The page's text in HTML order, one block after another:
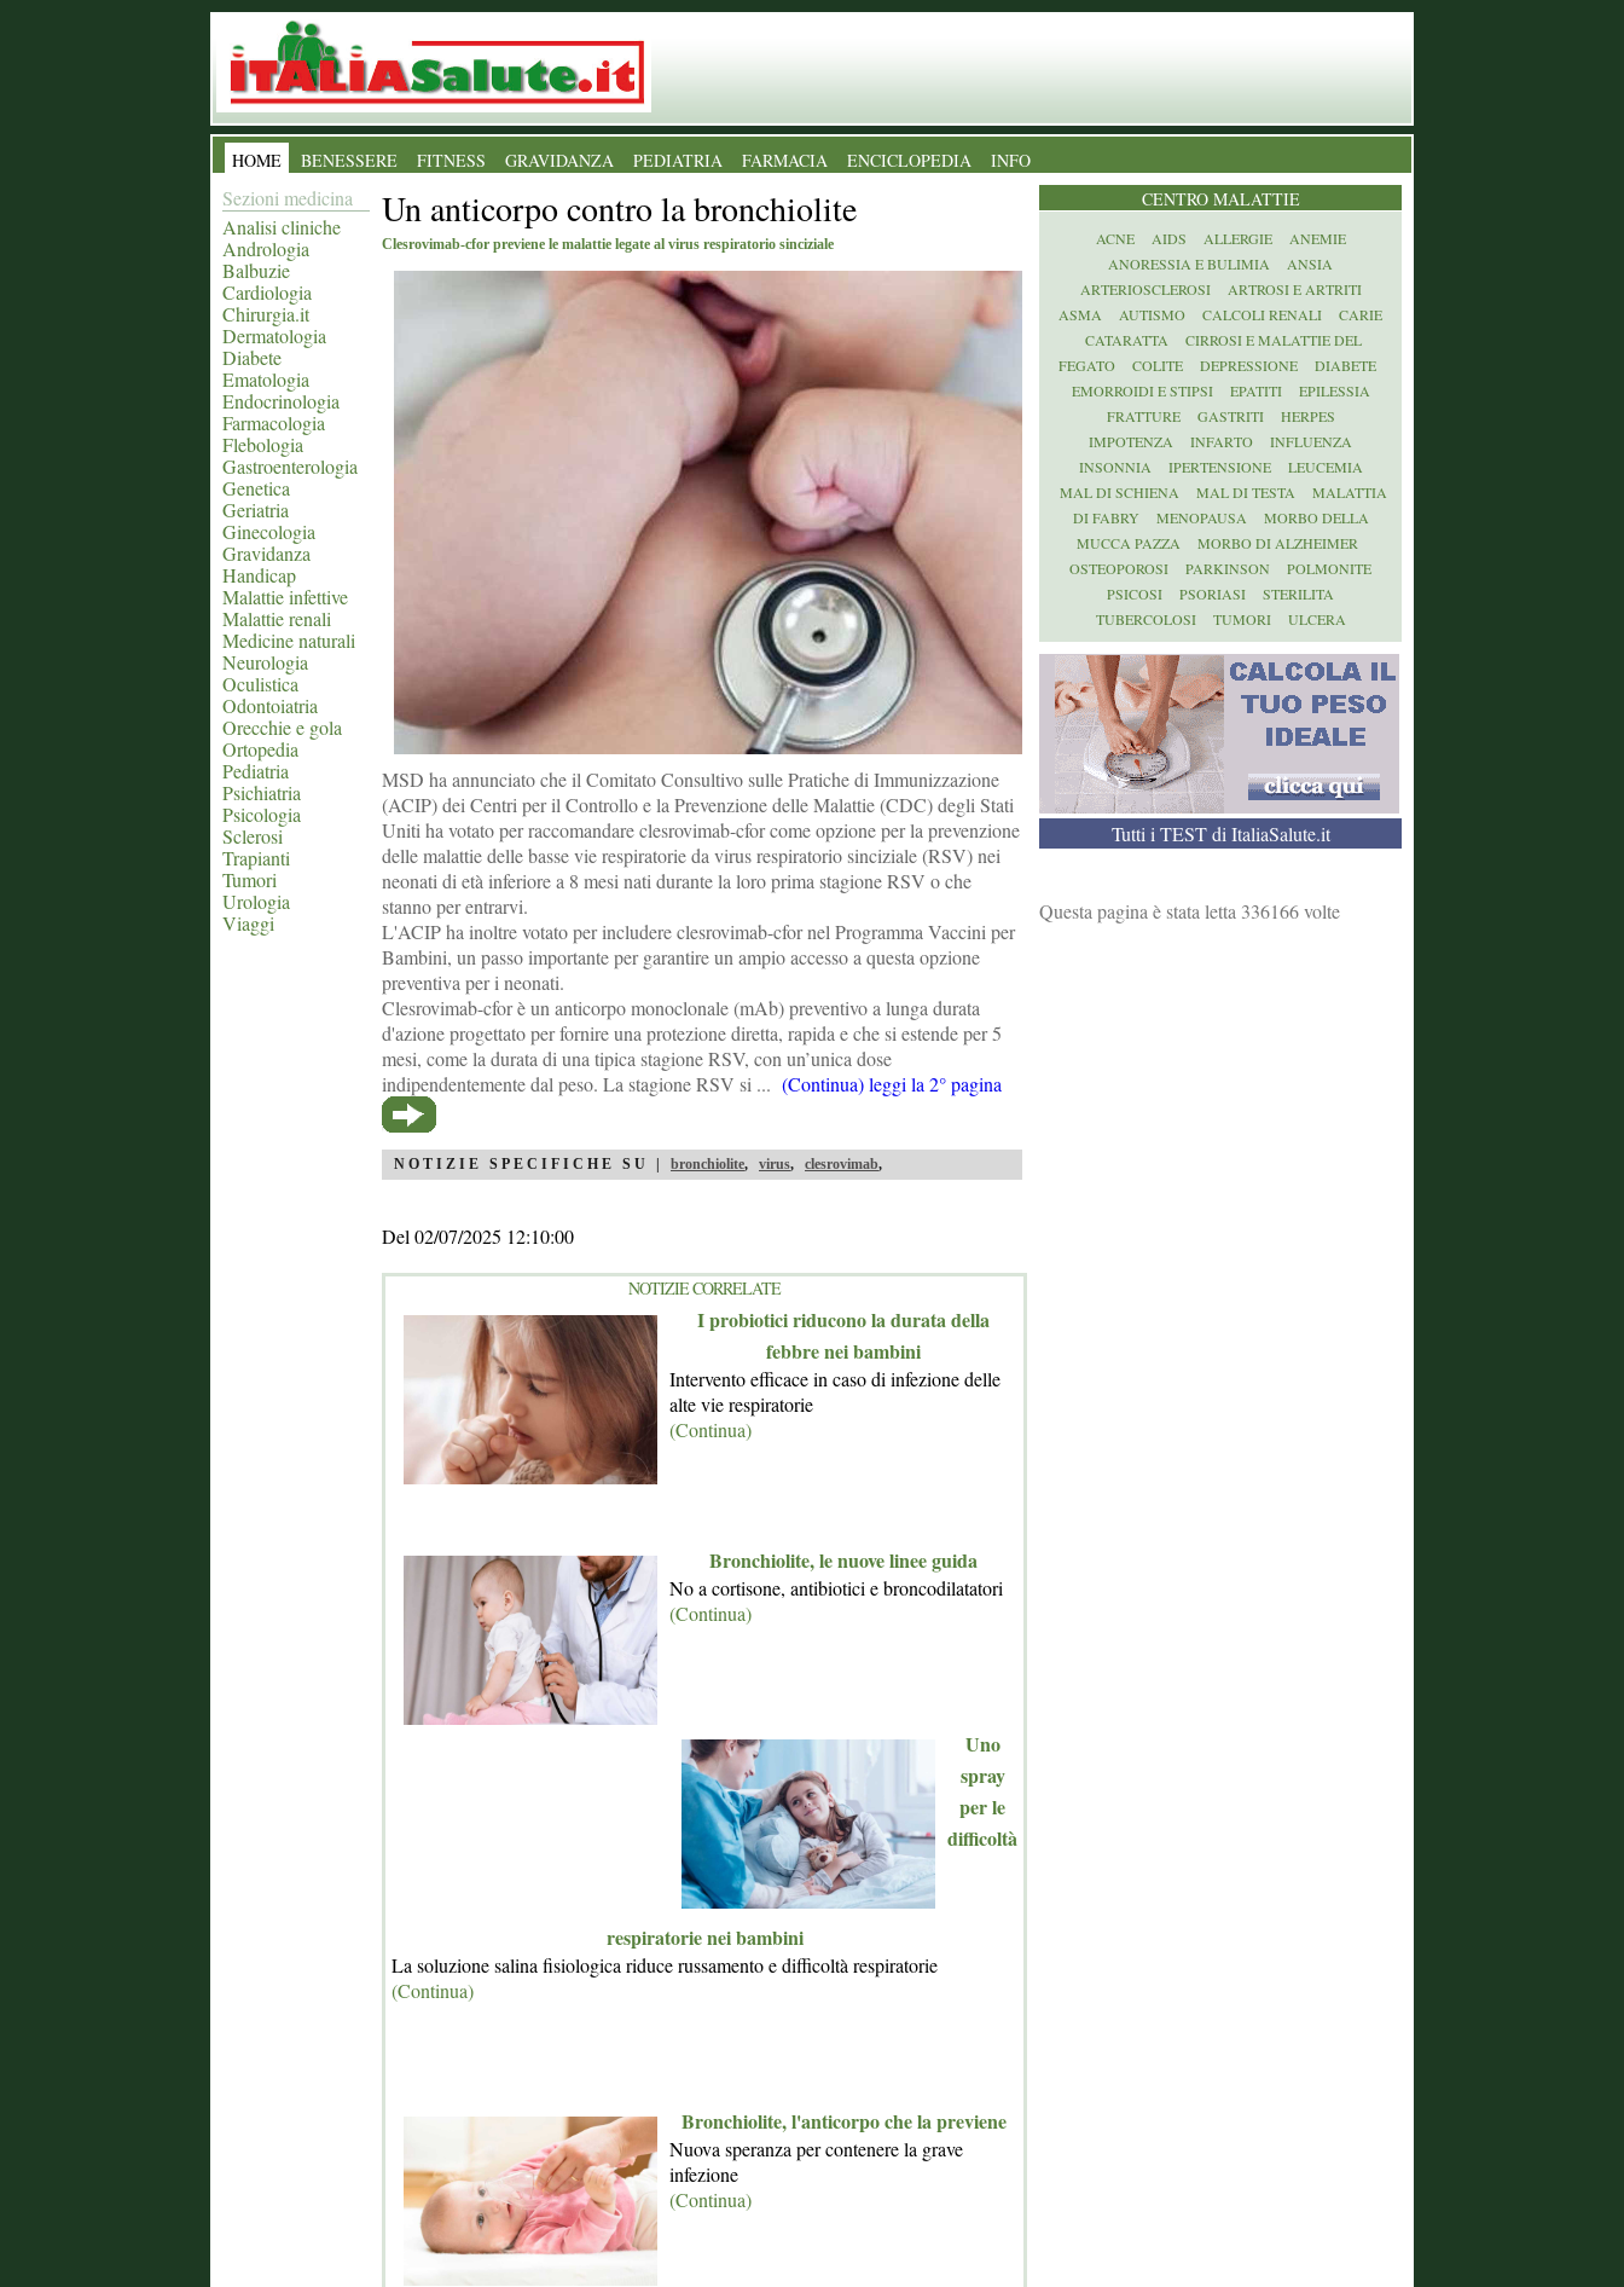
HOME BENESSERE FITNESS GRAVIDANZA PEDIATRIA FARMACIA ENCICLOPEDIA INFO
Sezioni medicina
Analisi cliniche
Andrologia
Balbuzie
Cardiologia
Chirurgia.it
Dermatologia
Diabete
Ematologia
Endocrinologia
Farmacologia
Flebologia
Gastroenterologia
Genetica
Geriatria
Ginecologia
Gravidanza
Handicap
Malattie infettive
Malattie renali
Medicine naturali
Neurologia
Oculistica
Odontoiatria
Orecchie e gola
Ortopedia
Pediatria
Psichiatria
Psicologia
Sclerosi
Trapianti
Tumori
Urologia
Viaggi
Un anticorpo contro la bronchiolite
Clesrovimab-cfor previene le malattie legate al virus respiratorio sinciziale
MSD ha annunciato che il Comitato Consultivo sulle Pratiche di Immunizzazione
(ACIP) dei Centri per il Controllo e la Prevenzione delle Malattie (CDC) degli Stati
Uniti ha votato per raccomandare clesrovimab-cfor come opzione per la prevenzione
delle malattie delle basse vie respiratorie da virus respiratorio sinciziale (RSV) nei
neonati di età inferiore a 8 mesi nati durante la loro prima stagione RSV o che
stanno per entrarvi.
L'ACIP ha inoltre votato per includere clesrovimab-cfor nel Programma Vaccini per
Bambini, un passo importante per garantire un ampio accesso a questa opzione
preventiva per i neonati.
Clesrovimab-cfor è un anticorpo monoclonale (mAb) preventivo a lunga durata
d'azione progettato per fornire una protezione diretta, rapida e che si estende per 5
mesi, come la durata di una tipica stagione RSV, con un’unica dose
indipendentemente dal peso. La stagione RSV si ... (Continua) leggi la 2° pagina
NOTIZIE SPECIFICHE SU | bronchiolite, virus, clesrovimab,
Del 02/07/2025 12:10:00
NOTIZIE CORRELATE
I probiotici riducono la durata della
febbre nei bambini
Intervento efficace in caso di infezione delle
alte vie respiratorie
(Continua)
Bronchiolite, le nuove linee guida
No a cortisone, antibiotici e broncodilatatori
(Continua)
Uno
spray
per le
difficoltà
respiratorie nei bambini
La soluzione salina fisiologica riduce russamento e difficoltà respiratorie
(Continua)
Bronchiolite, l'anticorpo che la previene
Nuova speranza per contenere la grave
infezione
(Continua)
CENTRO MALATTIE
ACNE AIDS ALLERGIE
ANEMIE
ANORESSIA E BULIMIA
ANSIA
ARTERIOSCLEROSI
ARTROSI E ARTRITI
ASMA
AUTISMO CALCOLI RENALI
CARIE
CATARATTA
CIRROSI E MALATTIE DEL
FEGATO
COLITE DEPRESSIONE
DIABETE
EMORROIDI E STIPSI
EPATITI
EPILESSIA
FRATTURE
GASTRITI
HERPES
IMPOTENZA
INFARTO
INFLUENZA
INSONNIA
IPERTENSIONE
LEUCEMIA
MAL DI SCHIENA
MAL DI TESTA
MALATTIA
DI FABRY
MENOPAUSA
MORBO DELLA
MUCCA PAZZA
MORBO DI ALZHEIMER
OSTEOPOROSI
PARKINSON
POLMONITE
PSICOSI
PSORIASI
STERILITA
TUBERCOLOSI
TUMORI ULCERA
Tutti i TEST di ItaliaSalute.it
Questa pagina è stata letta 336166 volte